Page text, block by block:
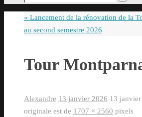
:
« Lancement de la rénovation de la
au second semestre 2026
Tour
Alexandre 13 janvier 2026 13
originale est de 1707 × 2560 pixels